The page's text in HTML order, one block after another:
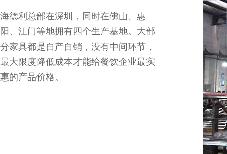
海德利总部在深圳，同时在佛山、惠
阳、江门等地拥有四个生产基地。大部
分家具都是自产自销，没有中间环节，
最大限度降低成本才能给餐饮企业最实
惠的产品价格。